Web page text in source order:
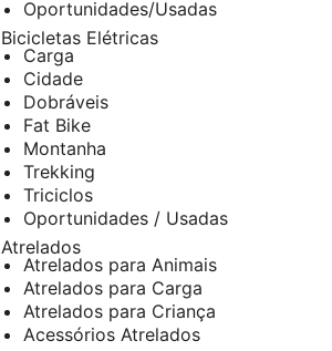
Oportunidades/Usadas
Bicicletas Elétricas
Carga
Cidade
Dobráveis
Fat Bike
Montanha
Trekking
Triciclos
Oportunidades / Usadas
Atrelados
Atrelados para Animais
Atrelados para Carga
Atrelados para Criança
Acessórios Atrelados